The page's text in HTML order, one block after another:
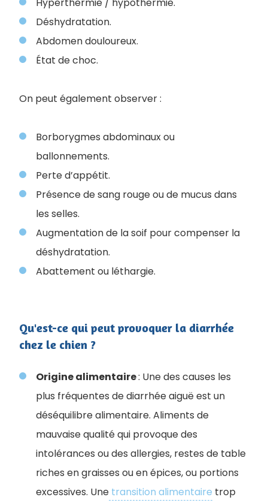
Déshydratation.
Abdomen douloureux.
État de choc.
On peut également observer :
Borborygmes abdominaux ou
ballonnements.
Perte d’appétit.
Présence de sang rouge ou de mucus dans
les selles.
Augmentation de la soif pour compenser la
déshydratation.
Abattement ou léthargie.
Qu'est-ce qui peut provoquer la diarrhée
chez le chien ?
Origine alimentaire: Une des causes les
plus fréquentes de diarrhée aiguë est un
déséquilibre alimentaire. Aliments de
mauvaise qualité qui provoque des
intolérances ou des allergies, restes de table
riches en graisses ou en épices, ou portions
excessives. Une transition alimentaire trop